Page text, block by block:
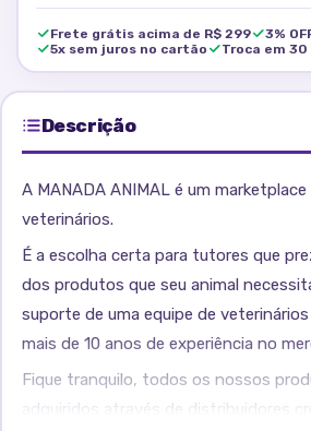
Frete grátis acima de R$ 299
3%
5x sem juros no cartão
Troca em 30
Descrição
A MANADA ANIMAL é um
veterinários.
É a escolha certa para tutores que
dos produtos que seu animal
suporte de uma equipe de
mais de 10 anos de experiência no
Fique tranquilo, todos os nossos
adquiridos através de distribuidores